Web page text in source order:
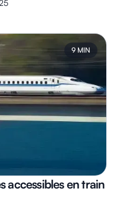
9 MIN
accessibles en train